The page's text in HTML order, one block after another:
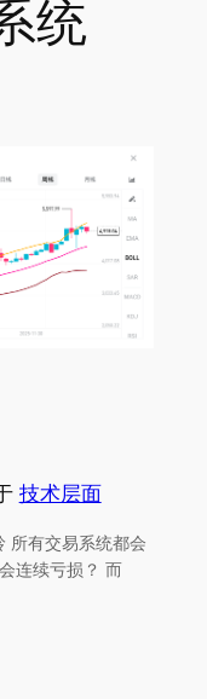
统
技术层面
所有交易系统都会
连续亏损？ 而